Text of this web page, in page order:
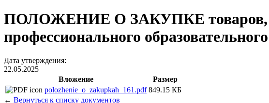
ПОЛОЖЕНИЕ О ЗАКУПКЕ товаров,
профессионального
Дата утверждения:
22.05.2025
Вложение
Размер
polozhenie_o_zakupkah_161.pdf 849.15 КБ
← Вернуться к списку документов